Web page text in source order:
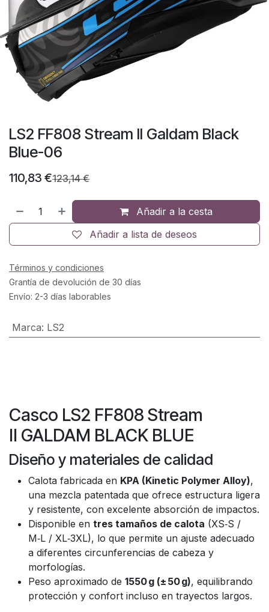
LS2 FF808 Stream II Galdam Black
Blue-06
110,83 €123,14€
Añadir a la cesta
Añadir a lista de deseos
Términos y condiciones
Grantía de devolución de 30 días
Envío: 2-3 días laborables
Marca: LS2
Casco LS2 FF808 Stream
II GALDAM BLACK BLUE
Diseño y materiales de calidad
Calota fabricada en KPA (Kinetic Polymer Alloy),
una mezcla patentada que ofrece estructura ligera
y resistente, con excelente absorción de impactos.
Disponible en tres tamaños de calota (XS‑S /
M‑L / XL‑3XL), lo que permite un ajuste adecuado
a diferentes circunferencias de cabeza y
morfologías.
Peso aproximado de 1550 g (± 50 g), equilibrando
protección y confort incluso en trayectos largos.